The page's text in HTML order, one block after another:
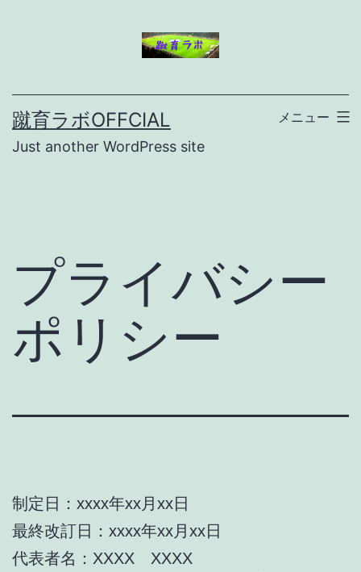
ン
ツ
へ
蹴育ラボOFFCIAL
Just another WordPress site
メニュー
プライバシー
ポリシー
制定日：xxxx年xx月xx日
最終改訂日：xxxx年xx月xx日
代表者名：XXXX XXXX